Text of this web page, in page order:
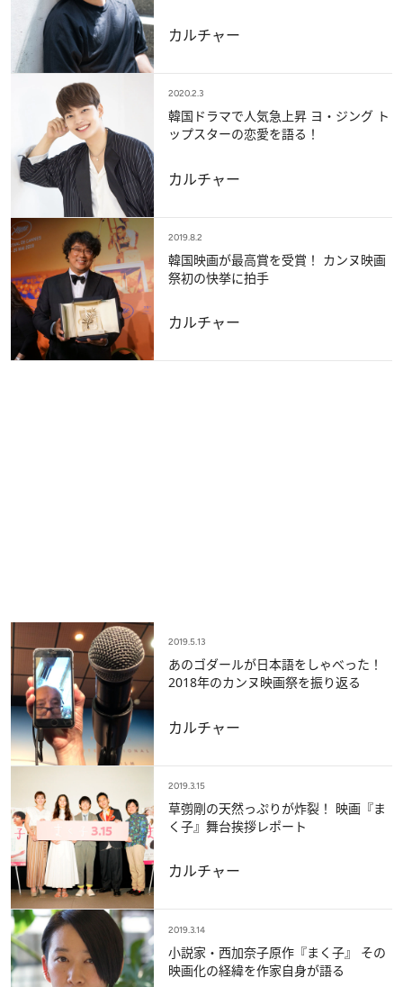
カルチャー
2020.2.3
韓国ドラマで人気急上昇 ヨ・ジング ト
ップスターの恋愛を語る！
カルチャー
2019.8.2
韓国映画が最高賞を受賞！ カンヌ映画
祭初の快挙に拍手
カルチャー
2019.5.13
あのゴダールが日本語をしゃべった！
2018年のカンヌ映画祭を振り返る
カルチャー
2019.3.15
草彅剛の天然っぷりが炸裂！ 映画『ま
く子』舞台挨拶レポート
カルチャー
2019.3.14
小説家・西加奈子原作『まく子』 その
映画化の経緯を作家自身が語る